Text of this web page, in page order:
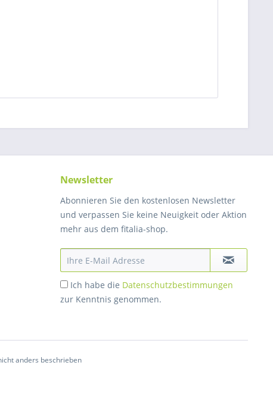
Newsletter
Abonnieren Sie den kostenlosen Newsletter
und verpassen Sie keine Neuigkeit oder Aktion
mehr aus dem fitalia-shop.
Ich habe die Datenschutzbestimmungen
zur Kenntnis genommen.
anders beschrieben